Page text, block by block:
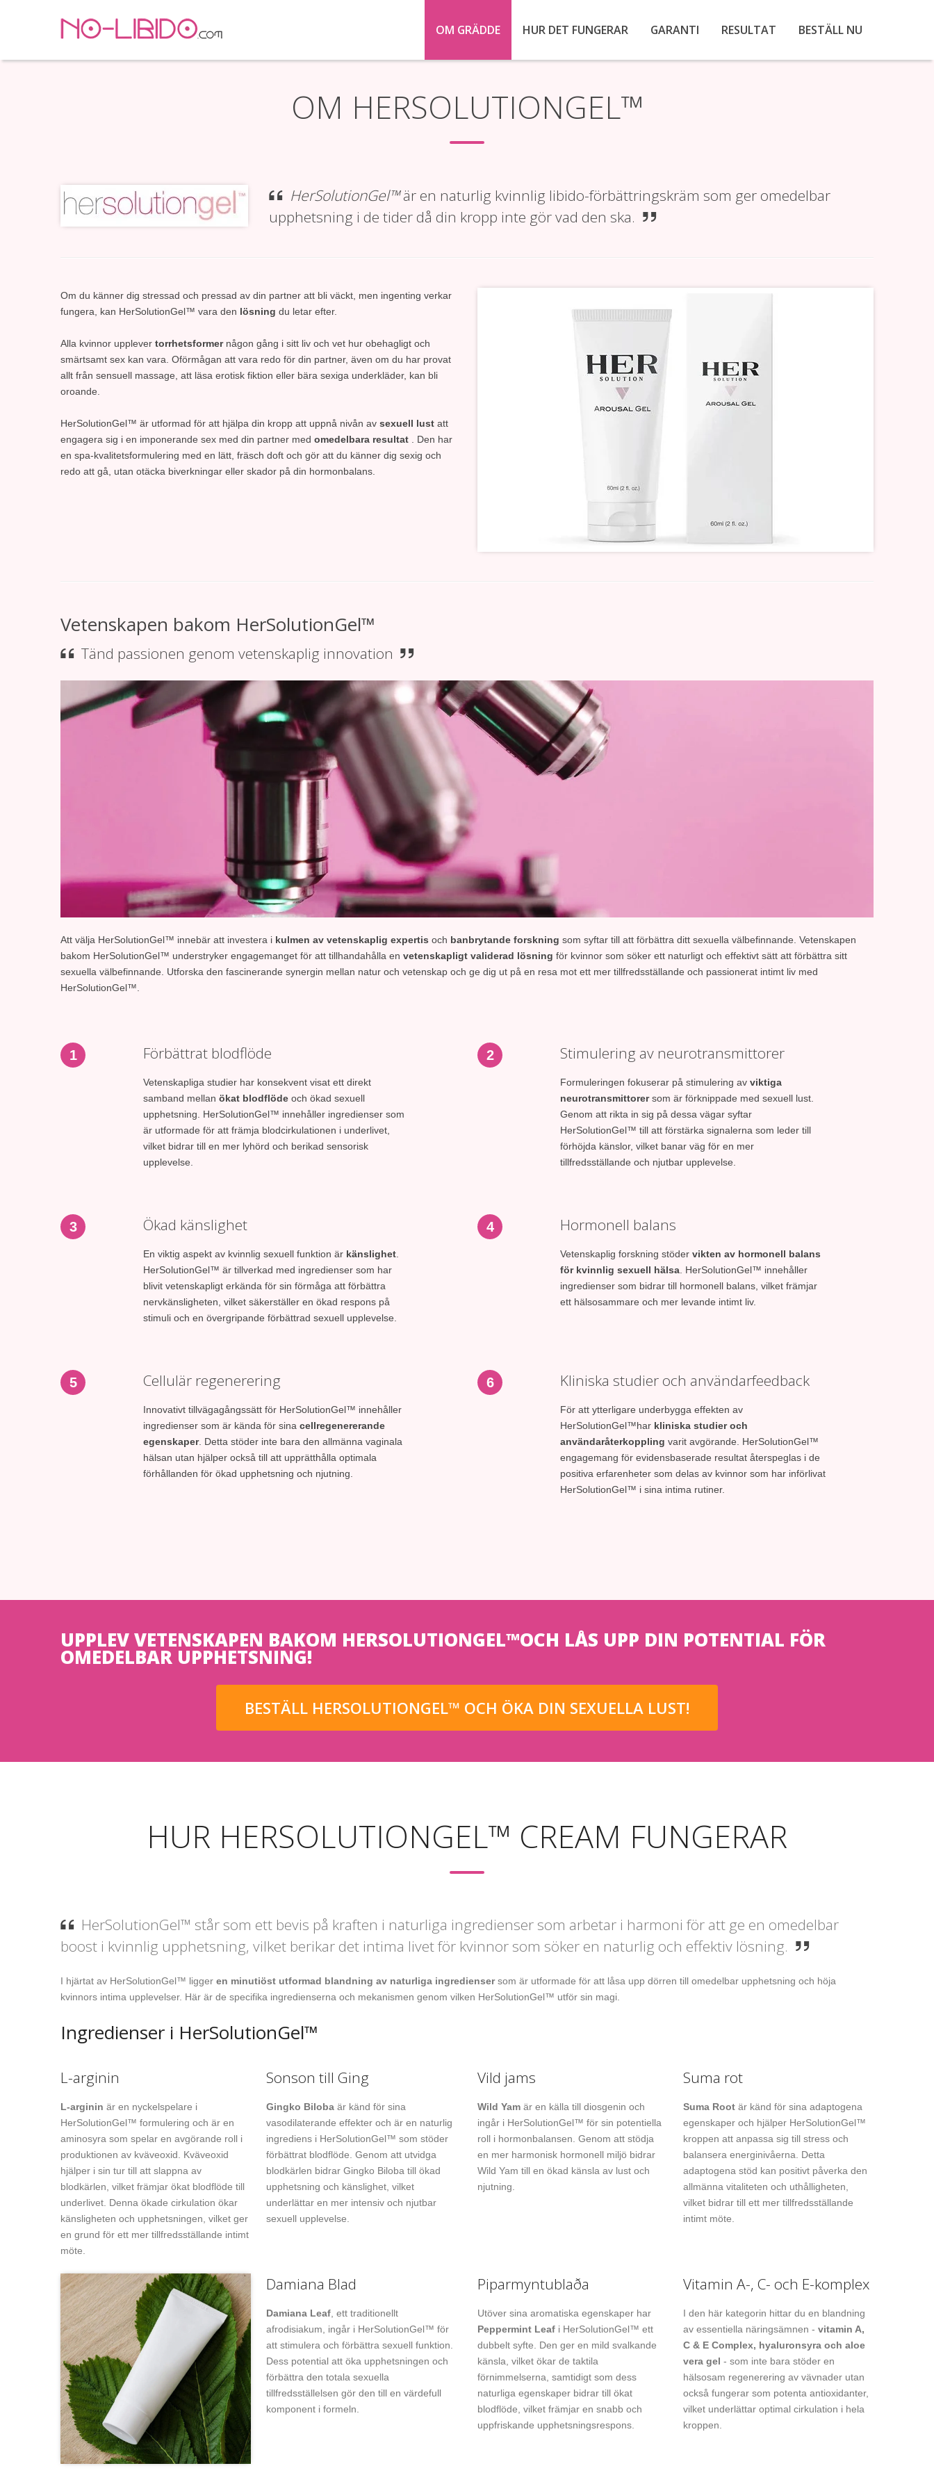
OM GRÄDDE HUR DET FUNGERAR GARANTI RESULTAT BESTÄLL NU
OM HERSOLUTIONGEL™
HerSolutionGel™är en naturlig kvinnlig libido-förbättringskräm som ger omedelbar
upphetsning i de tider då din kropp inte gör vad den ska.
Om du känner dig stressad och pressad av din partner att bli väckt, men ingenting verkar
fungera, kan HerSolutionGel™ vara den lösning du letar efter.
Alla kvinnor upplever torrhetsformernågon gång i sitt liv och vet hur obehagligt och
smärtsamt sex kan vara. Oförmågan att vara redo för din partner, även om du har provat
allt från sensuell massage, att läsa erotisk fiktion eller bära sexiga underkläder, kan bli
oroande.
HerSolutionGel™ är utformad för att hjälpa din kropp att uppnå nivån av sexuell lust att
engagera sig i en imponerande sex med din partner med omedelbara resultat . Den har
en spa-kvalitetsformulering med en lätt, fräsch doft och gör att du känner dig sexig och
redo att gå, utan otäcka biverkningar eller skador på din hormonbalans.
Vetenskapen bakom HerSolutionGel™
Tänd passionen genom vetenskaplig innovation
Att välja HerSolutionGel™ innebär att investera i kulmen av vetenskaplig expertis och banbrytande forskning som syftar till att förbättra ditt sexuella välbefinnande. Vetenskapen
bakom HerSolutionGel™ understryker engagemanget för att tillhandahålla en vetenskapligt validerad lösning för kvinnor som söker ett naturligt och effektivt sätt att förbättra sitt
sexuella välbefinnande. Utforska den fascinerande synergin mellan natur och vetenskap och ge dig ut på en resa mot ett mer tillfredsställande och passionerat intimt liv med
HerSolutionGel™.
1 Förbättrat blodflöde
Vetenskapliga studier har konsekvent visat ett direkt
samband mellan ökat blodflödeoch ökad sexuell
upphetsning. HerSolutionGel™ innehåller ingredienser som
är utformade för att främja blodcirkulationen i underlivet,
vilket bidrar till en mer lyhörd och berikad sensorisk
upplevelse.
2 Stimulering av neurotransmittorer
Formuleringen fokuserar på stimulering av viktiga
neurotransmittorersom är förknippade med sexuell lust.
Genom att rikta in sig på dessa vägar syftar
HerSolutionGel™ till att förstärka signalerna som leder till
förhöjda känslor, vilket banar väg för en mer
tillfredsställande och njutbar upplevelse.
3 Ökad känslighet
En viktig aspekt av kvinnlig sexuell funktion är känslighet.
HerSolutionGel™ är tillverkad med ingredienser som har
blivit vetenskapligt erkända för sin förmåga att förbättra
nervkänsligheten, vilket säkerställer en ökad respons på
stimuli och en övergripande förbättrad sexuell upplevelse.
4 Hormonell balans
Vetenskaplig forskning stöder vikten av hormonell balans
för kvinnlig sexuell hälsa. HerSolutionGel™ innehåller
ingredienser som bidrar till hormonell balans, vilket främjar
ett hälsosammare och mer levande intimt liv.
5 Cellulär regenerering
Innovativt tillvägagångssätt för HerSolutionGel™ innehåller
ingredienser som är kända för sina cellregenererande
egenskaper. Detta stöder inte bara den allmänna vaginala
hälsan utan hjälper också till att upprätthålla optimala
förhållanden för ökad upphetsning och njutning.
6 Kliniska studier och användarfeedback
För att ytterligare underbygga effekten av
HerSolutionGel™har kliniska studier och
användaråterkoppling varit avgörande. HerSolutionGel™
engagemang för evidensbaserade resultat återspeglas i de
positiva erfarenheter som delas av kvinnor som har införlivat
HerSolutionGel™ i sina intima rutiner.
UPPLEV VETENSKAPEN BAKOM HERSOLUTIONGEL™OCH LÅS UPP DIN POTENTIAL FÖR
OMEDELBAR UPPHETSNING!
BESTÄLL HERSOLUTIONGEL™ OCH ÖKA DIN SEXUELLA LUST!
HUR HERSOLUTIONGEL™ CREAM FUNGERAR
HerSolutionGel™ står som ett bevis på kraften i naturliga ingredienser som arbetar i harmoni för att ge en omedelbar
boost i kvinnlig upphetsning, vilket berikar det intima livet för kvinnor som söker en naturlig och effektiv lösning.
I hjärtat av HerSolutionGel™ ligger en minutiöst utformad blandning av naturliga ingrediensersom är utformade för att låsa upp dörren till omedelbar upphetsning och höja
kvinnors intima upplevelser. Här är de specifika ingredienserna och mekanismen genom vilken HerSolutionGel™ utför sin magi.
Ingredienser i HerSolutionGel™
L-arginin
L-arginin är en nyckelspelare i
HerSolutionGel™ formulering och är en
aminosyra som spelar en avgörande roll i
produktionen av kväveoxid. Kväveoxid
hjälper i sin tur till att slappna av
blodkärlen, vilket främjar ökat blodflöde till
underlivet. Denna ökade cirkulation ökar
känsligheten och upphetsningen, vilket ger
en grund för ett mer tillfredsställande intimt
möte.
Sonson till Ging
Gingko Biloba är känd för sina
vasodilaterande effekter och är en naturlig
ingrediens i HerSolutionGel™ som stöder
förbättrat blodflöde. Genom att utvidga
blodkärlen bidrar Gingko Biloba till ökad
upphetsning och känslighet, vilket
underlättar en mer intensiv och njutbar
sexuell upplevelse.
Vild jams
Wild Yam är en källa till diosgenin och
ingår i HerSolutionGel™ för sin potentiella
roll i hormonbalansen. Genom att stödja
en mer harmonisk hormonell miljö bidrar
Wild Yam till en ökad känsla av lust och
njutning.
Suma rot
Suma Root är känd för sina adaptogena
egenskaper och hjälper HerSolutionGel™
kroppen att anpassa sig till stress och
balansera energinivåerna. Detta
adaptogena stöd kan positivt påverka den
allmänna vitaliteten och uthålligheten,
vilket bidrar till ett mer tillfredsställande
intimt möte.
Damiana Blad
Damiana Leaf , ett traditionellt
afrodisiakum, ingår i HerSolutionGel™ för
att stimulera och förbättra sexuell funktion.
Dess potential att öka upphetsningen och
förbättra den totala sexuella
tillfredsställelsen gör den till en värdefull
komponent i formeln.
Piparmyntublaða
Utöver sina aromatiska egenskaper har
Peppermint Leaf i HerSolutionGel™ ett
dubbelt syfte. Den ger en mild svalkande
känsla, vilket ökar de taktila
förnimmelserna, samtidigt som dess
naturliga egenskaper bidrar till ökat
blodflöde, vilket främjar en snabb och
uppfriskande upphetsningsrespons.
Vitamin A-, C- och E-komplex
I den här kategorin hittar du en blandning
av essentiella näringsämnen -vitamin A,
C & E Complex, hyaluronsyra och aloe
vera gel - som inte bara stöder en
hälsosam regenerering av vävnader utan
också fungerar som potenta antioxidanter,
vilket underlättar optimal cirkulation i hela
kroppen.